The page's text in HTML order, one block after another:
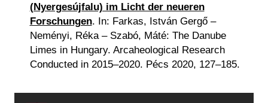
(Nyergesújfalu) im Licht der neueren
Forschungen. In: Farkas, István Gergő –
Neményi, Réka – Szabó, Máté: The Danube
Limes in Hungary. Arcaheological Research
Conducted in 2015–2020. Pécs 2020, 127–185.